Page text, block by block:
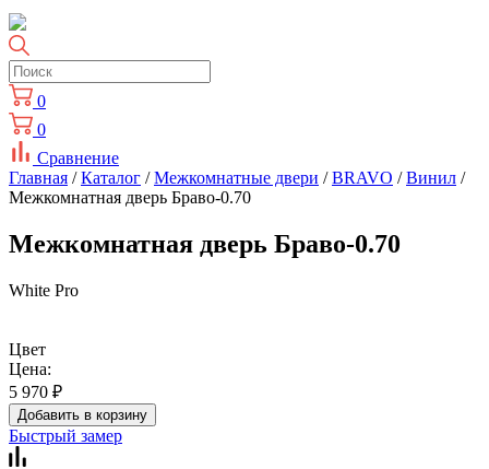
0
0
Сравнение
Главная /Каталог /Межкомнатные двери /BRAVO /Винил /
Межкомнатная дверь Браво-0.70
Межкомнатная дверь Браво-0.70
White Pro
Цвет
Цена:
5 970 ₽
Добавить в корзину
Быстрый замер